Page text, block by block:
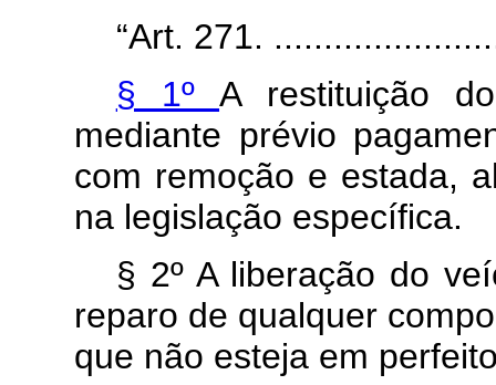
“Art. 271.
§ 1ºA restituição
mediante prévio
com remoção e estada,
na legislação específica.
§ 2º A liberação do
reparo de qualquer
que não esteja em